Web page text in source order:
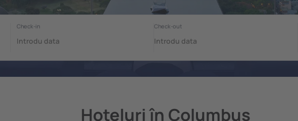
Hoteluri în Columbus